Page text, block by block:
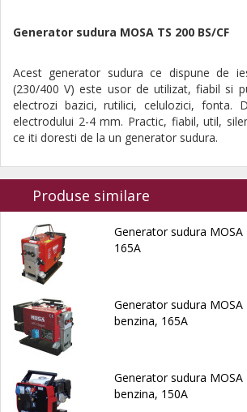
Generator sudura MOSA TS 200 BS/CF
Acest generator sudura ce dispune de
(230/400 V) este usor de utilizat, fiabil si
electrozi bazici, rutilici, celulozici, fonta.
electrodului 2-4 mm. Practic, fiabil, util,
ce iti doresti de la un generator sudura.
Produse similare
Generator sudura MOSA
165A
Generator sudura MOSA
benzina, 165A
Generator sudura MOSA
benzina, 150A